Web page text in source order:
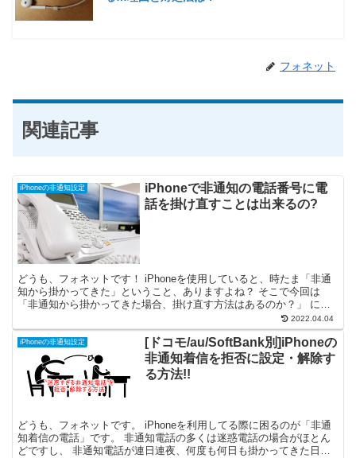
フォネット
関連記事
iPhoneの非通知設定
iPhoneで非通知の電話番号に電
話を掛け直すことは出来るの?
どうも、フォネットです！ iPhoneを使用していると、時たま「非通
知から掛かってきた」ということ、ありますよね？ そこで今回は
「非通知から掛かってきた場合、掛け直す方法はあるのか？」 につ
2022.04.04
iPhoneの非通知設定
[ドコモ/au/SoftBank別]iPhoneの
非通知着信を拒否に設定・解除す
る方法!!
どうも、フォネットです。 iPhoneを利用してる際に困るのが「非通
知着信の電話」です。 非通知電話の多くは迷惑電話の場合がほとん
どですし、 非通知電話が連日連夜、何度も何日も掛かってきた日に